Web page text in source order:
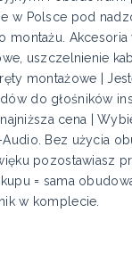
w Polsce pod
montażu. Akcesoria
uszczelnienie
montażowe |
do głośników
cena |
Bez użycia
pozostawiasz
= sama
w komplecie.